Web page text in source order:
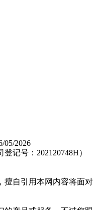
05/2026
记号：202120748H）
擅自引用本网内容将面对